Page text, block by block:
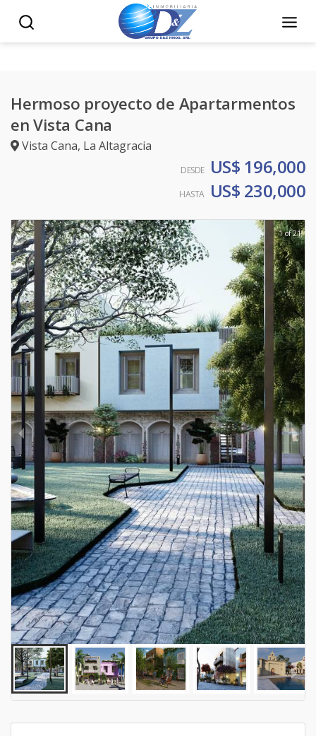
Hermoso proyecto de Apartarmentos
en Vista Cana
Vista Cana, La Altagracia
DESDE US$ 196,000
HASTA US$ 230,000
1 of 21